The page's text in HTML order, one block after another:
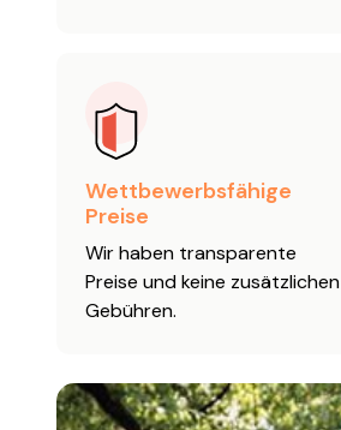
Wettbewerbsfähige
Preise
Wir haben transparente
Preise und keine zusätzlichen
Gebühren.